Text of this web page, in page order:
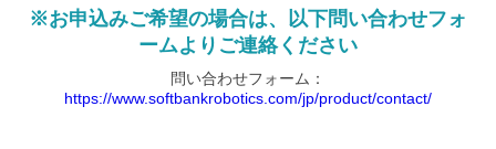
※お申込みご希望の場合は、以下問い合わせフォ
ームよりご連絡ください
問い合わせフォーム：
https://www.softbankrobotics.com/jp/product/contact/